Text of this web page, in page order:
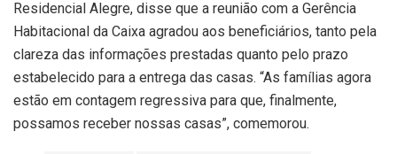
Residencial Alegre, disse que a reunião com a Gerência
Habitacional da Caixa agradou aos beneficiários, tanto pela
clareza das informações prestadas quanto pelo prazo
estabelecido para a entrega das casas. “As famílias agora
estão em contagem regressiva para que, finalmente,
possamos receber nossas casas”, comemorou.